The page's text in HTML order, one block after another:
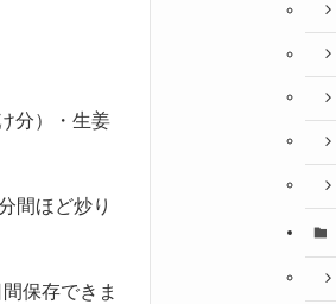
分）・生姜
間ほど炒り
保存できま